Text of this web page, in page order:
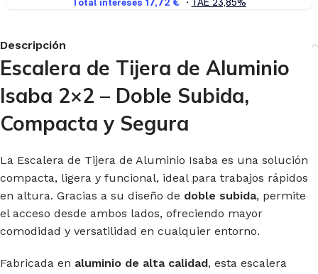
Descripción
Escalera de Tijera de Aluminio
Isaba 2×2 – Doble Subida,
Compacta y Segura
La Escalera de Tijera de Aluminio Isaba es una solución
compacta, ligera y funcional, ideal para trabajos rápidos
en altura. Gracias a su diseño de doble subida, permite
el acceso desde ambos lados, ofreciendo mayor
comodidad y versatilidad en cualquier entorno.
Fabricada en aluminio de alta calidad, esta escalera